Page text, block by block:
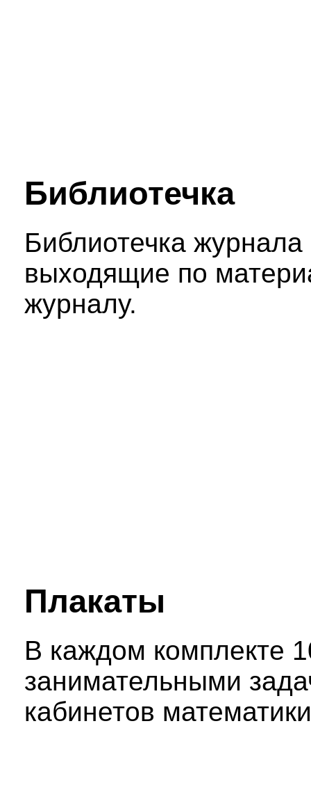
Библиотечка
Библиотечка
выходящие по
журналу.
Плакаты
В каждом комплекте
занимательными
кабинетов